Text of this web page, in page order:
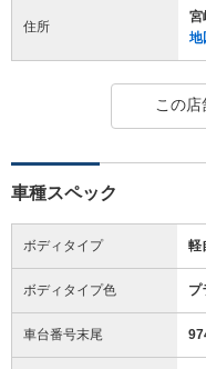
住所
宮
地
この
車種スペック
ボディタイプ 軽
ボディタイプ色 プ
車台番号末尾